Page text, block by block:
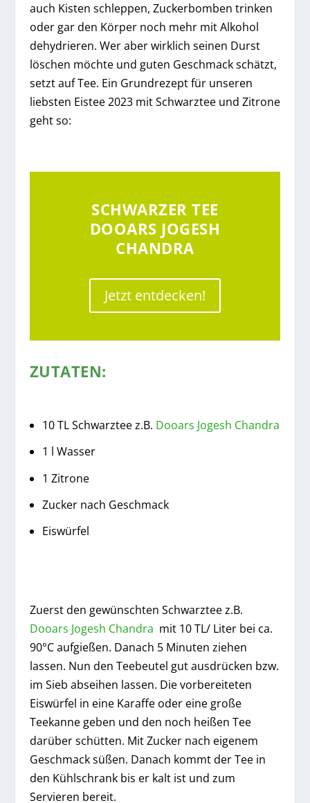
auch Kisten schleppen, Zuckerbomben trinken
oder gar den Körper noch mehr mit Alkohol
dehydrieren. Wer aber wirklich seinen Durst
löschen möchte und guten Geschmack schätzt,
setzt auf Tee. Ein Grundrezept für unseren
liebsten Eistee 2023 mit Schwarztee und Zitrone
geht so:
SCHWARZER TEE
DOOARS JOGESH
CHANDRA
Jetzt entdecken!
ZUTATEN:
10 TL Schwarztee z.B. Dooars Jogesh Chandra
1 l Wasser
1 Zitrone
Zucker nach Geschmack
Eiswürfel
Zuerst den gewünschten Schwarztee z.B.
Dooars Jogesh Chandra mit 10 TL/ Liter bei ca.
90°C aufgießen. Danach 5 Minuten ziehen
lassen. Nun den Teebeutel gut ausdrücken bzw.
im Sieb abseihen lassen. Die vorbereiteten
Eiswürfel in eine Karaffe oder eine große
Teekanne geben und den noch heißen Tee
darüber schütten. Mit Zucker nach eigenem
Geschmack süßen. Danach kommt der Tee in
den Kühlschrank bis er kalt ist und zum
Servieren bereit.